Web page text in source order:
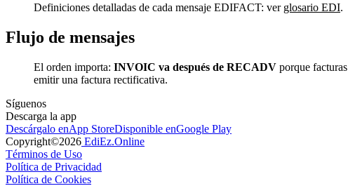
Definiciones detalladas de cada mensaje EDIFACT: ver glosario EDI.
Flujo de mensajes
El orden importa: INVOIC va después de RECADV porque
emitir una factura rectificativa.
Síguenos
Descarga la app
Descárgalo enApp StoreDisponible enGoogle Play
Copyright©2026 EdiEz.Online
Términos de Uso
Política de Privacidad
Política de Cookies